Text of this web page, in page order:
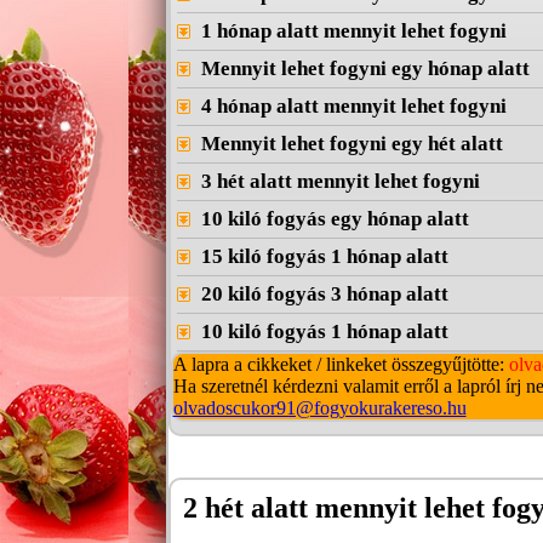
1 hónap alatt mennyit lehet fogyni
Mennyit lehet fogyni egy hónap alatt
4 hónap alatt mennyit lehet fogyni
Mennyit lehet fogyni egy hét alatt
3 hét alatt mennyit lehet fogyni
10 kiló fogyás egy hónap alatt
15 kiló fogyás 1 hónap alatt
20 kiló fogyás 3 hónap alatt
10 kiló fogyás 1 hónap alatt
A lapra a cikkeket / linkeket összegyűjtötte:
Ha szeretnél kérdezni valamit erről a lapról írj
olvadoscukor91@fogyokurakereso.hu
2 hét alatt mennyit lehet